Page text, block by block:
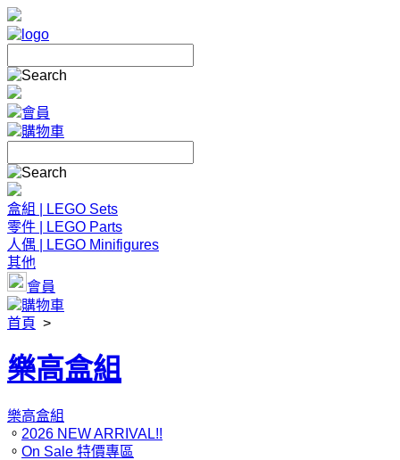
會員
購物車
盒組 | LEGO Sets
零件 | LEGO Parts
人偶 | LEGO Minifigures
其他
會員
購物車
首頁 >
樂高盒組
樂高盒組
。 2026 NEW ARRIVAL!!
。 On Sale 特價專區